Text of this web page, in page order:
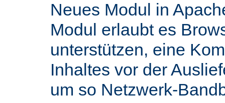
Neues Modul in
Modul erlaubt es
unterstützen, eine
Inhaltes vor der
um so Netzwerk-